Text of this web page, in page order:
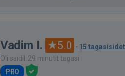
Vadim I. 5.0 · 15 tagasisidet
Oli saidil: 29 minutit tagasi
PRO